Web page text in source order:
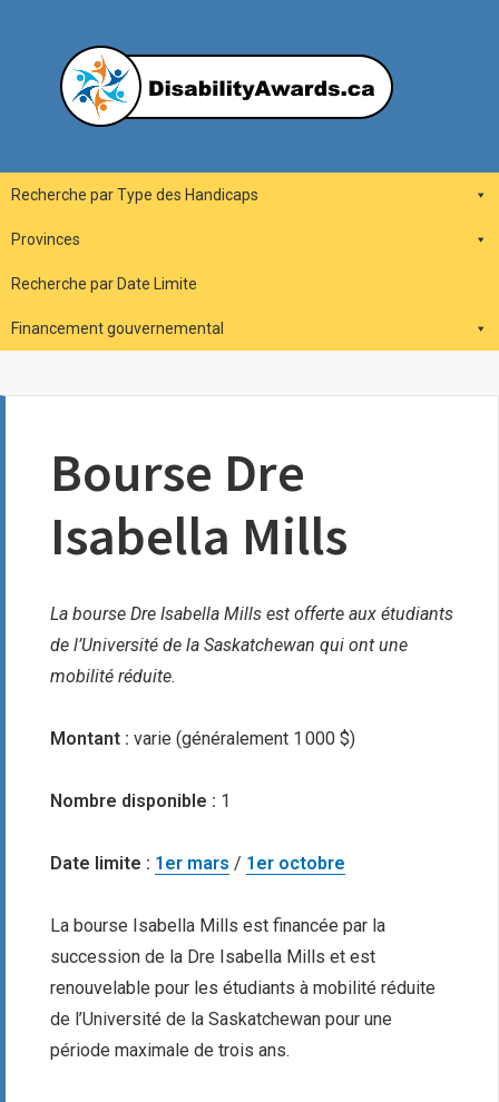
Main
Navigation
Recherche par Type des Handicaps
Provinces
Recherche par Date Limite
Financement gouvernemental
Bourse Dre
Isabella Mills
La bourse Dre Isabella Mills est offerte aux étudiants
de l’Université de la Saskatchewan qui ont une
mobilité réduite.
Montant : varie (généralement 1 000 $)
Nombre disponible : 1
Date limite : 1er mars / 1er octobre
La bourse Isabella Mills est financée par la
succession de la Dre Isabella Mills et est
renouvelable pour les étudiants à mobilité réduite
de l’Université de la Saskatchewan pour une
période maximale de trois ans.